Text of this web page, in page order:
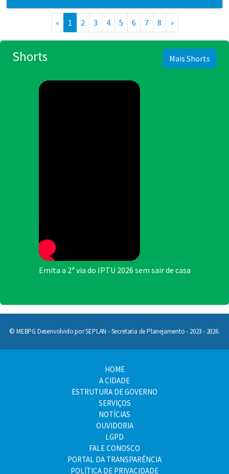
« 1 2 3 4 5 6 7 8 »
Shorts Mais Shorts
Emita a 2ª via do IPTU 2026 sem sair de casa
© MEBPG Desenvolvido por SEPLAN - Secretaria de Planejamento - 2023 - 2026.
HOME
A CIDADE
ESTRUTURA DE GOVERNO
SERVIÇOS
NOTÍCIAS
OUVIDORIA
LGPD
FALE CONOSCO
PORTAL DA TRANSPARÊNCIA
POLÍTICA DE PRIVACIDADE